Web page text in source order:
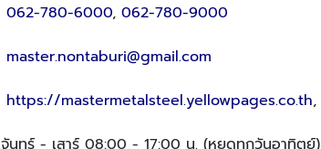
062-780-6000, 062-780-9000
master.nontaburi@gmail.com
https://mastermetalsteel.yellowpages.co.th,
จันทร์ - เสาร์ 08:00 - 17:00 น. (หยุดทุกวันอาทิตย์)